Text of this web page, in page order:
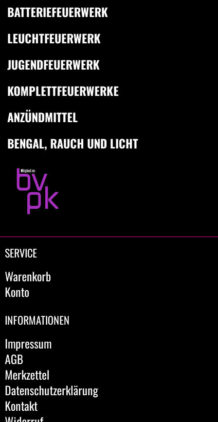
BATTERIEFEUERWERK
LEUCHTFEUERWERK
JUGENDFEUERWERK
KOMPLETTFEUERWERKE
ANZÜNDMITTEL
BENGAL, RAUCH UND LICHT
SERVICE
Warenkorb
Konto
INFORMATIONEN
Impressum
AGB
Merkzettel
Datenschutzerklärung
Kontakt